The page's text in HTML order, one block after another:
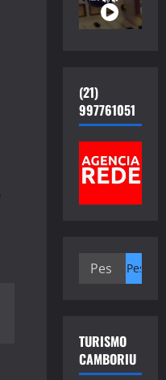
(21)
997761051
Pesquisar
TURISMO
CAMBORIU